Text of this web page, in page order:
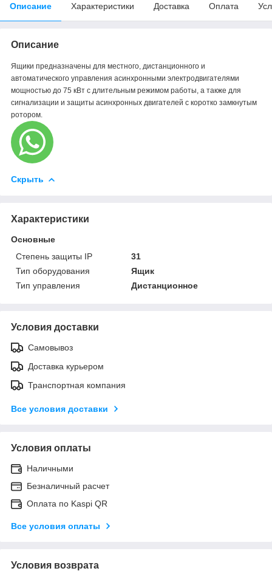
Описание Характеристики Доставка Оплата
Описание
Ящики предназначены для местного, дистанционного и
автоматического управления асинхронными электродвигателями
мощностью до 75 кВт с длительным режимом работы, а также для
сигнализации и защиты асинхронных двигателей с коротко замкнутым
ротором.
Скрыть
Характеристики
Основные
Степень защиты IP
31
Тип оборудования
Ящик
Тип управления
Дистанционное
Условия доставки
Самовывоз
Доставка курьером
Транспортная компания
Все условия доставки
Условия оплаты
Наличными
Безналичный расчет
Оплата по Kaspi QR
Все условия оплаты
Условия возврата